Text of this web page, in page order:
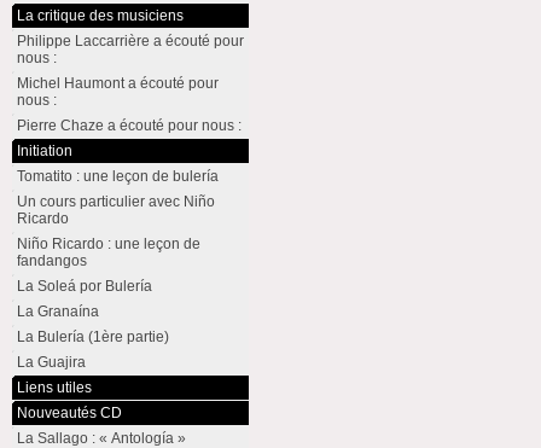
La critique des musiciens
Philippe Laccarrière a écouté pour
nous :
Michel Haumont a écouté pour
nous :
Pierre Chaze a écouté pour nous :
Initiation
Tomatito : une leçon de bulería
Un cours particulier avec Niño
Ricardo
Niño Ricardo : une leçon de
fandangos
La Soleá por Bulería
La Granaína
La Bulería (1ère partie)
La Guajira
Liens utiles
Nouveautés CD
La Sallago : « Antología »